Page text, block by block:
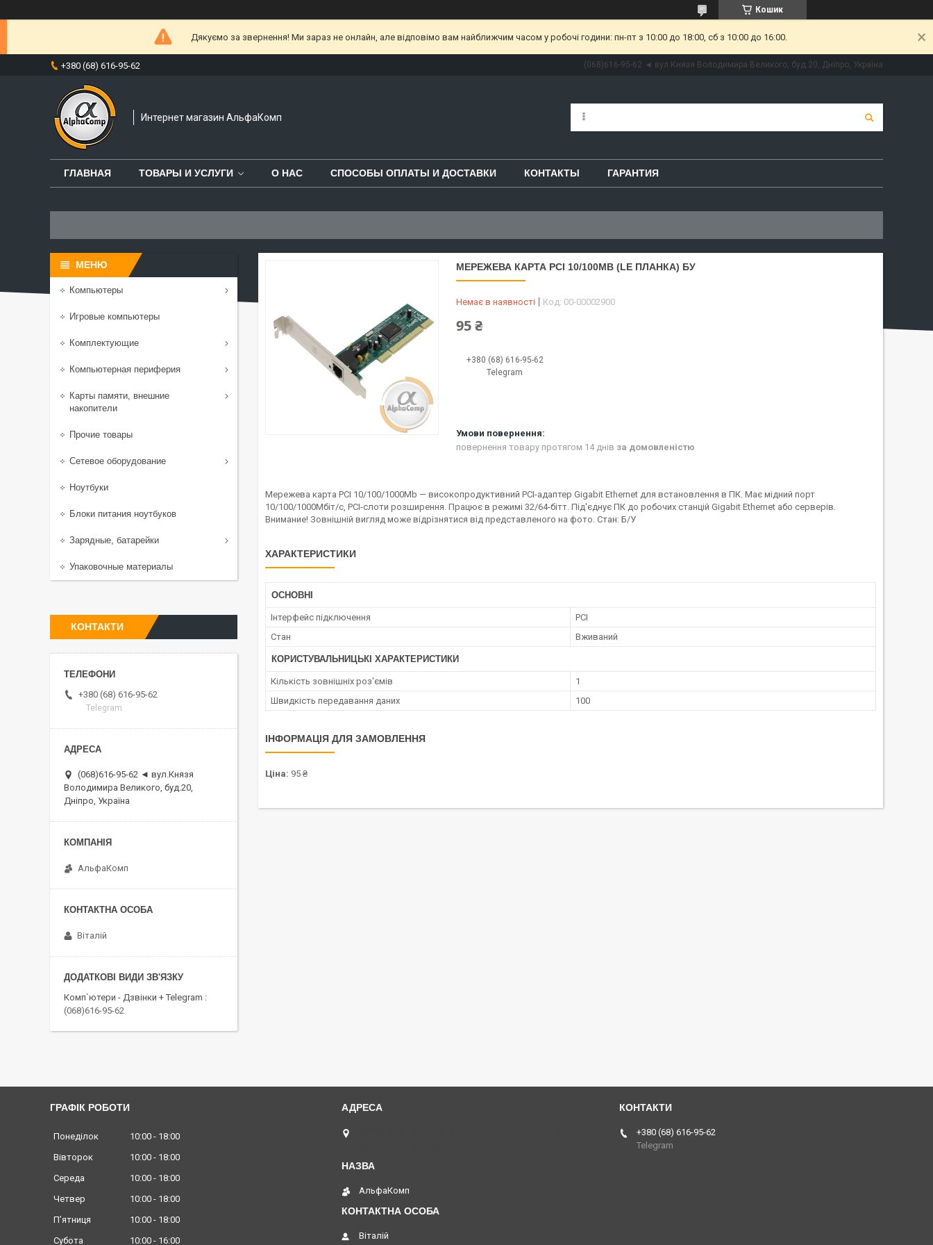
Кошик
Дякуємо за звернення! Ми зараз не онлайн, але відповімо вам найближчим часом у робочі години: пн-пт з 10:00 до 18:00, сб з 10:00 до 16:00.
+380 (68) 616-95-62 (068)616-95-62 ◄ вул.Князя Володимира Великого, буд.20, Дніпро, Україна
Интернет магазин АльфаКомп
ГЛАВНАЯ ТОВАРЫ И УСЛУГИ О НАС СПОСОБЫ ОПЛАТЫ И ДОСТАВКИ КОНТАКТЫ ГАРАНТИЯ
МЕРЕЖЕВА КАРТА PCI 10/100MB (LE ПЛАНКА) БУ
Немає в наявності Код: 00-00002900
95 ₴
+380 (68) 616-95-62
Telegram
повернення товару протягом 14 днів за домовленістю
Мережева карта PCI 10/100/1000Mb — високопродуктивний PCI-адаптер Gigabit Ethernet для встановлення в ПК. Має мідний порт
10/100/1000Mбіт/с, PCI-слоти розширення. Працює в режимі 32/64-бітт. Під'єднує ПК до робочих станцій Gigabit Ethernet або серверів.
Внимание! Зовнішній вигляд може відрізнятися від представленого на фото. Стан: Б/У
ХАРАКТЕРИСТИКИ
ОСНОВНІ
Інтерфейс підключення
PCI
Стан
Вживаний
КОРИСТУВАЛЬНИЦЬКІ ХАРАКТЕРИСТИКИ
Кількість зовнішніх роз'ємів
1
Швидкість передавання даних
100
ІНФОРМАЦІЯ ДЛЯ ЗАМОВЛЕННЯ
Ціна: 95 ₴
Компьютеры
Игровые компьютеры
Комплектующие
Компьютерная периферия
Карты памяти, внешние
накопители
Прочие товары
Сетевое оборудование
Ноутбуки
Блоки питания ноутбуков
Зарядные, батарейки
Упаковочные материалы
КОНТАКТИ
+380 (68) 616-95-62
Telegram
(068)616-95-62 ◄ вул.Князя
Володимира Великого, буд.20,
Дніпро, Україна
АльфаКомп
Віталій
Комп`ютери - Дзвінки + Telegram
(068)616-95-62
ГРАФІК РОБОТИ
Понеділок 10:00
18:00
Вівторок
10:00
18:00
Середа
10:00
18:00
Четвер
10:00
18:00
Пʼятниця
10:00
18:00
Субота
10:00 16:00
АльфаКомп
Віталій
+380 (68) 616-95-62
Telegram